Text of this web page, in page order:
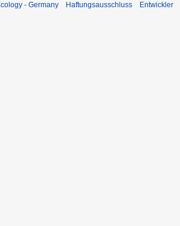
- Germany Haftungsausschluss Entwickler